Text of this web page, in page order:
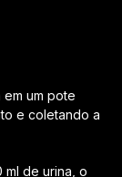
um pote
e coletando a
ml de urina, o